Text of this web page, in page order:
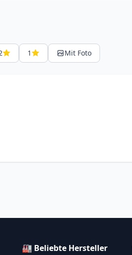
1 Mit Foto
🏭 Beliebte Hersteller